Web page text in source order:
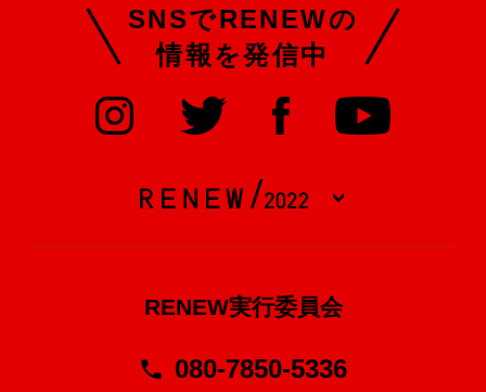
SNSでRENEWの
情報を発信中
RENEW実行委員会
080-7850-5336